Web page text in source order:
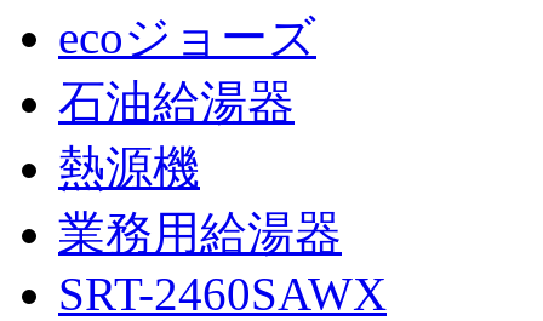
ecoジョーズ
石油給湯器
熱源機
業務用給湯器
SRT-2460SAWX